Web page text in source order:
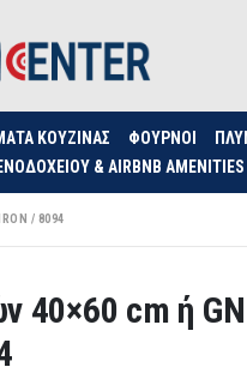
ΚΟΥΖΊΝΑΣ ΦΟΥΡΝΟΙ
& AIRBNB AMENITIES
/ 8094
40×60 cm ή